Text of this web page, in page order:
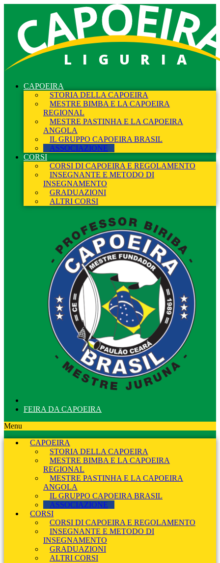
LIGURIA
CAPOEIRA
STORIA DELLA CAPOEIRA
MESTRE BIMBA E LA CAPOEIRA
REGIONAL
MESTRE PASTINHA E LA CAPOEIRA
ANGOLA
IL GRUPPO CAPOEIRA BRASIL
ASSOCIAZIONE
CORSI
CORSI DI CAPOEIRA E REGOLAMENTO
INSEGNANTE E METODO DI
INSEGNAMENTO
GRADUAZIONI
ALTRI CORSI
FEIRA DA CAPOEIRA
Menu
CAPOEIRA
STORIA DELLA CAPOEIRA
MESTRE BIMBA E LA CAPOEIRA
REGIONAL
MESTRE PASTINHA E LA CAPOEIRA
ANGOLA
IL GRUPPO CAPOEIRA BRASIL
ASSOCIAZIONE
CORSI
CORSI DI CAPOEIRA E REGOLAMENTO
INSEGNANTE E METODO DI
INSEGNAMENTO
GRADUAZIONI
ALTRI CORSI